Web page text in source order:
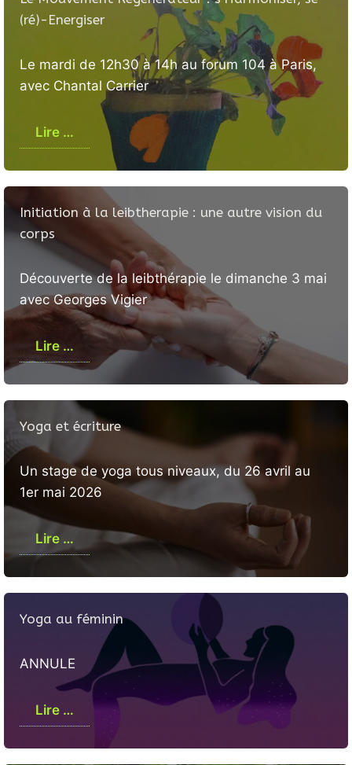
(ré)-Energiser
Le mardi de 12h30 à 14h au forum 104 à Paris,
avec Chantal Carrier
Lire …
Initiation à la leibtherapie : une autre vision du
corps
Découverte de la leibthérapie le dimanche 3 mai
avec Georges Vigier
Lire …
Yoga et écriture
Un stage de yoga tous niveaux, du 26 avril au
1er mai 2026
Lire …
Yoga au féminin
ANNULE
Lire …